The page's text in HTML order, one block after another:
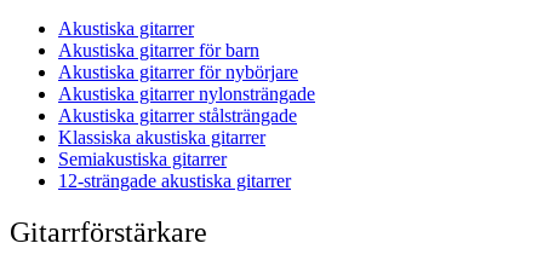
Akustiska gitarrer
Akustiska gitarrer för barn
Akustiska gitarrer för nybörjare
Akustiska gitarrer nylonsträngade
Akustiska gitarrer stålsträngade
Klassiska akustiska gitarrer
Semiakustiska gitarrer
12-strängade akustiska gitarrer
Gitarrförstärkare